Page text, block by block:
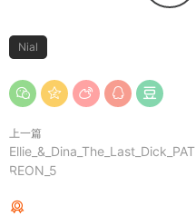
Nial
上一篇
Ellie_&_Dina_The_Last_Dick_PAT
REON_5